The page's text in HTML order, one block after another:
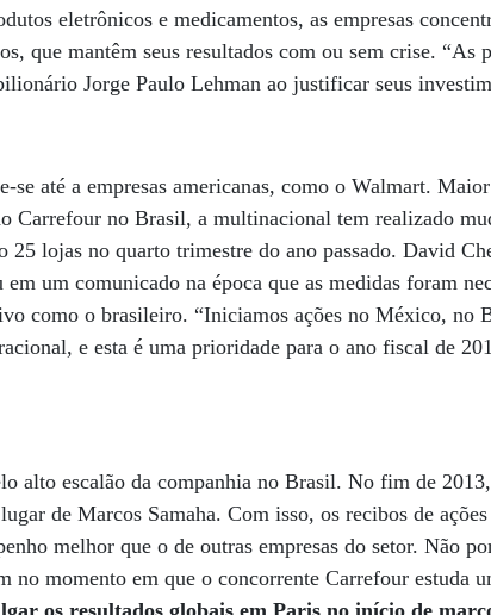
eletrônicos e medicamentos, as empresas
que mantêm seus resultados com ou sem crise. “As
Jorge Paulo Lehman ao justificar seus
se até a empresas americanas, como o Walmart.
Carrefour no Brasil, a multinacional tem realizado
25 lojas no quarto trimestre do ano passado. David
um comunicado na época que as medidas foram
como o brasileiro. “Iniciamos ações no México, no
e esta é uma prioridade para o ano fiscal de
alto escalão da companhia no Brasil. No fim de
de Marcos Samaha. Com isso, os recibos de
melhor que o de outras empresas do setor. Não
no momento em que o concorrente Carrefour estuda
os resultados globais em Paris no início de